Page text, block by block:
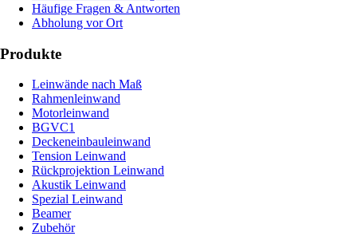
Häufige Fragen & Antworten
Abholung vor Ort
Produkte
Leinwände nach Maß
Rahmenleinwand
Motorleinwand
BGVC1
Deckeneinbauleinwand
Tension Leinwand
Rückprojektion Leinwand
Akustik Leinwand
Spezial Leinwand
Beamer
Zubehör